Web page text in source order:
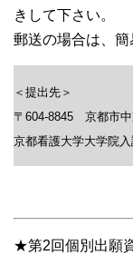
きして下さい。
郵送の場合は、簡
＜提出先＞
〒604-8845 京都市中
京都看護大学大学院
★第2回個別出願